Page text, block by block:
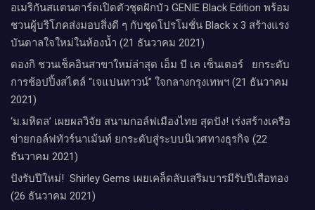
อเมริกันสแตนดาร์ดเปิดตัวชุดฝักบัว GENIE Black Edition พร้อม
ชวนผู้บริโภคส่งมอบสิ่งดี ๆ กับชุดโปรโมชั่น Black x 3 สร้างแรง
บันดาลใจใหม่ในห้องน้ำ (21 ธันวาคม 2021)
ดองกิ ชวนเช็คอินสาขาใหม่ล่าสุด เอ็ม บี เค เซ็นเตอร์ ยกระดับ
การช้อปปิ้งสไตล์ “เจแปนทาวน์” ใจกลางกรุงเทพฯ (21 ธันวาคม
2021)
‘ม.มหิดล’ เผยผลวิจัย สนามกอล์ฟเมืองไทย สุดปัง! เร่งสร้างเครือ
ข่ายกอล์ฟทัวร์นาเม้นท์ ยกระดับสู่ระบบนิเวศทางธุรกิจ (22
ธันวาคม 2021)
ปังรับปีใหม่​! ​ Shirley Gems เผยเคล็ดลับ​เสริมบารมีรับปีเสือทอง
(26 ธันวาคม 2021)